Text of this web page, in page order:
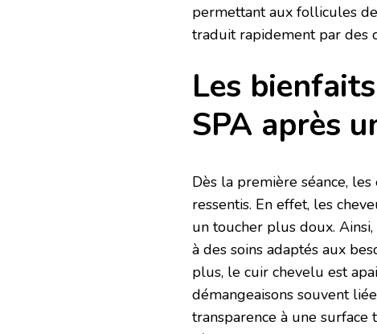
permettant aux follicules
traduit rapidement par des
Les
SPA après
Dès la première séance, les
ressentis. En effet, les
un toucher plus doux.
à des soins adaptés aux
plus, le cuir chevelu est
démangeaisons souvent
transparence à une